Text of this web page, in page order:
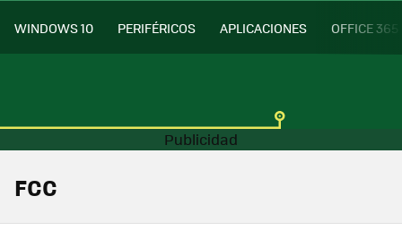
WINDOWS 10 PERIFÉRICOS APLICACIONES OFFICE 365
FCC